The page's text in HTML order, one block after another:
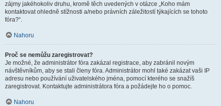
zájmy jakéhokoliv druhu, kromě těch uvedených v otázce „Koho mám
kontaktovat ohledně stížnosti a/nebo právních záležitostí týkajících se tohoto
fóra?“.
Nahoru
Proč se nemůžu zaregistrovat?
Je možné, že administrátor fóra zakázal registrace, aby zabránil novým
návštěvníkům, aby se stali členy fóra. Administrátor mohl také zakázat vaši IP
adresu nebo používání uživatelského jména, pomocí kterého se snažíš
zaregistrovat. Kontaktujte administrátora fóra a požádejte ho o pomoc.
Nahoru